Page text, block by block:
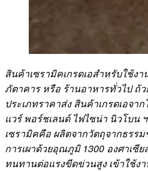
สินค้าเซรามิคเกรดเอสำหรับใช้ง
ภัตาคาร หรือ ร้านอาหารทั่วไป ถ้
ประเภทราคาส่ง สินค้าเกรดเอจา
แวร์ พอร์ชเลนด์ ไฟไซน่า นิวโบน
เซรามิคคือ ผลิตจากวัตถุจากธรร
การเผาด้วยอุณภูมิ 1300 องศาเซี
ทนทานต่อแรงขีดข่วนสูง เข้าใช้งา